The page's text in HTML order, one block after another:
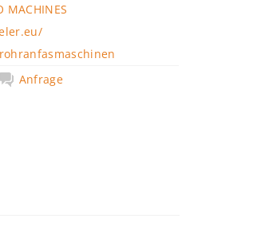
MACHINES
Anfrage